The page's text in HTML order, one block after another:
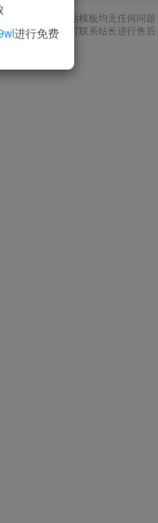
所有工作流及网站模板均无任何问题
，任何问题均可联系站长进行售后
进行免费